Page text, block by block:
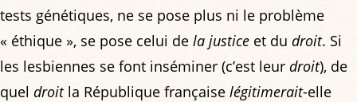
tests génétiques, ne se pose plus ni le problème
« éthique », se pose celui de la justice et du droit. Si
les lesbiennes se font inséminer (c’est leur droit), de
quel droitla République française légitimerait-elle